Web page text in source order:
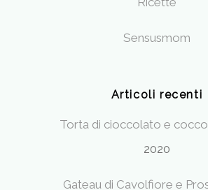
Sensusmom
Articoli recenti
Torta di cioccolato e cocco
2020
Gateau di Cavolfiore e